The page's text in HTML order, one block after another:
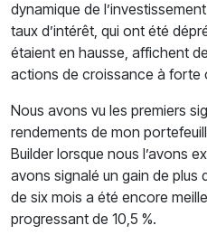
dynamique de
taux d’intérêt, qui ont été
étaient en hausse, affichent
actions de croissance à forte
Nous avons vu les premiers
rendements de mon
Builder lorsque nous l’avons
avons signalé un gain de plus
de six mois a été encore
progressant de 10,5 %.